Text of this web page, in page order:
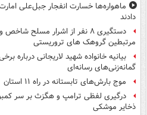
ماهواره‌ها خسارت انفجار جبل‌علی امارت
دادند
دستگیری ۸ نفر از اشرار مسلح شاخص و
مرتبطین گروهک های تروریستی
بیانیه خانواده شهید لاریجانی درباره
گمانه‌زنی‌های رسانه‌ای
موج بارش‌های تابستانه در راه ۱۱ استان
درگیری لفظی ترامپ و هگزث بر سر
ذخایر موشکی